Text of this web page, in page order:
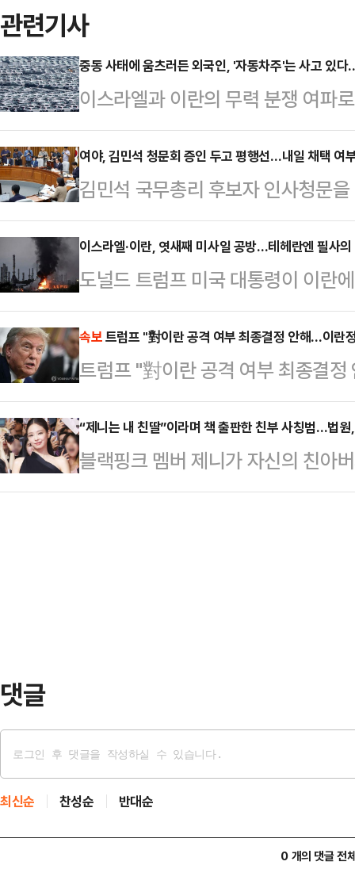
관련기사
중동 사태에 움츠러든 외국인, '자동차주'는 사고 있
이스라엘과 이란의 무력 분쟁 여파
운데 자동차 관련 종목들은 꾸준히
발 관세 리스크가 정점을 지나고 있
높은 배당률 등이 영향을 미치고
면, 외국인 투자자는 중동 사태가
매도 우위를 보였다. 다만 같은 기
고 현대모비스 주가는 5.27% 올
와 현대차(671…
여야, 김민석 청문회 증인 두고 평행선…내일 채택 여
김민석 국무총리 후보자 인사청문
의가 파행됐다. 증인·참고인 채택
다. 더불어민주당은 전 배우자를 인
내기라고 비판했고, 국민의힘은 직
스트에 포함한 건 물타기용이라고
개최 5일 전까지 증인·참고인에게
는 김 후보자 인사청문회 첫날인
성이 높다. 여야 대치가 지…
이스라엘·이란, 엿새째 미사일 공방…테헤란엔 필사
도널드 트럼프 미국 대통령이 이란
17일(현지시간) 이란 수도 테헤란
라엘은 테헤란을 포함한 주요 핵시
고 이란도 이에 맞서 극초음속 미사
세 수위를 낮추지 않는 바람에 전
통신 등에 따르면 이날 새벽 테헤란
5시쯤에는 도시 전체를 뒤흔드는
테헤란 메라바…
속보트럼프 "對이란 공격 여부 최종결정 안해…이란
트럼프 "對이란 공격 여부 최종결
“제니는 내 친딸”이라며 책 출판한 친부 사칭범…법원
블랙핑크 멤버 제니가 자신의 친아
범’ A씨를 상대로 한 출판물 배포
댓글
최신순 찬성순 반대순
0 개의 댓글 전